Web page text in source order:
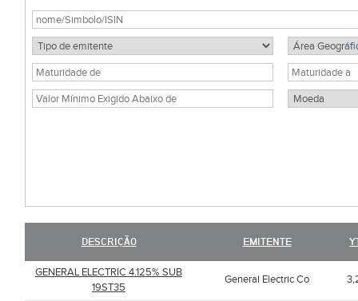
DESCRIÇÃO EMITENTE
GENERAL ELECTRIC 4.125% SUB
19ST35
General Electric Co